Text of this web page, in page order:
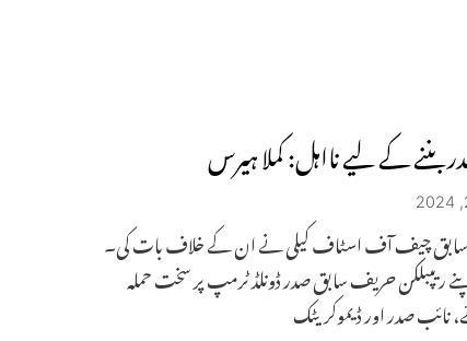
کے لیے نااہل: کملا ہیرس
چیف آف اسٹاف کیلی نے ان کے خلاف بات کی۔
ریپبلکن حریف سابق صدر ڈونلڈ ٹرمپ پر سخت حملہ
صدر اور ڈیموکریٹک